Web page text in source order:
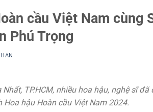
cầu Việt Nam cùng
Phú Trọng
TP.HCM, nhiều hoa hậu, nghệ sĩ
hậu Hoàn cầu Việt Nam 2024.